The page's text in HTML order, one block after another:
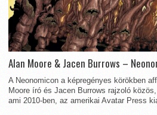
Alan Moore & Jacen Burrows –
A Neonomicon a képregényes körökben
Moore író és Jacen Burrows rajzoló
ami 2010-ben, az amerikai Avatar Press